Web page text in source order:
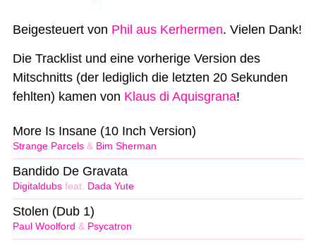
Beigesteuert von Phil aus Kerhermen. Vielen Dank!
Die Tracklist und eine vorherige Version des
Mitschnitts (der lediglich die letzten 20 Sekunden
fehlten) kamen von Klaus di Aquisgrana!
Strange Parcels & Bim Sherman
More Is Insane (10 Inch Version)
Digitaldubs feat. Dada Yute
Bandido De Gravata
Paul Woolford & Psycatron
Stolen (Dub 1)